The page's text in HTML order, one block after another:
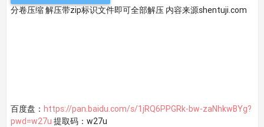
分卷压缩 解压带zip标识文件即可全部解压 内容来源shentuji.com
百度盘： https://pan.baidu.com/s/1jRQ6PPGRk-bw-zaNhkwBYg?
pwd=w27u 提取码：w27u